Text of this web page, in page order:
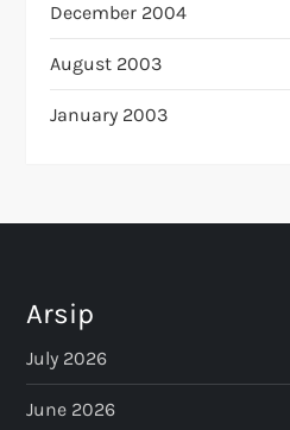
December 2004
August 2003
January 2003
Arsip
July 2026
June 2026